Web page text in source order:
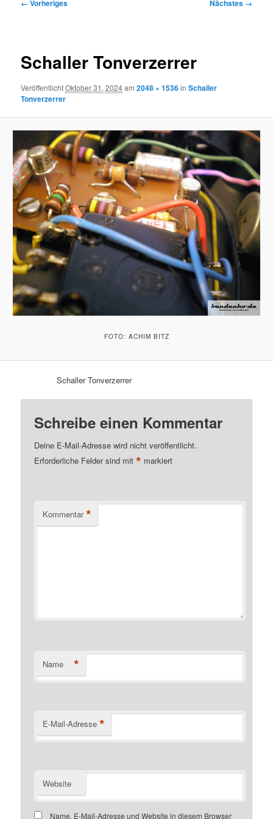
← Vorheriges Nächstes →
Schaller Tonverzerrer
VeröffentlichtOktober 31, 2024am2048 × 1536inSchaller
Tonverzerrer
FOTO: ACHIM BITZ
Schaller Tonverzerrer
Schreibe einen Kommentar
Deine E-Mail-Adresse wird nicht veröffentlicht.
Erforderliche Felder sind mit* markiert
Kommentar *
Name *
E-Mail-Adresse *
Website
Name, E-Mail-Adresse und Website in diesem Browser